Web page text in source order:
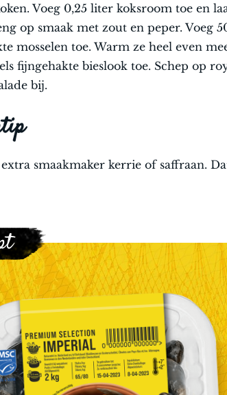
Voeg 0,25 liter koksroom toe en
op smaak met zout en peper. Voeg
mosselen toe. Warm ze heel even
fijngehakte bieslook toe. Schep op
bij.
smaakmaker kerrie of saffraan.